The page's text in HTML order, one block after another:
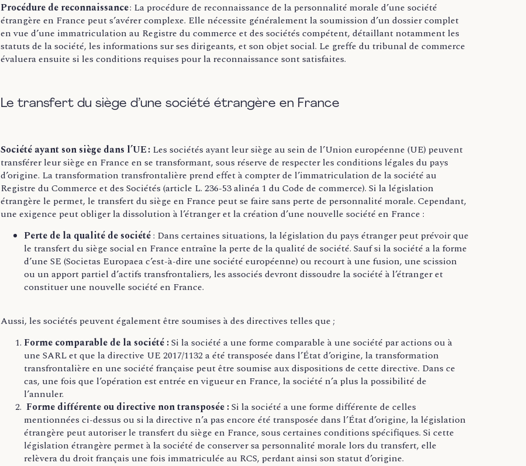
Procédure de reconnaissance: La procédure de reconnaissance de la personnalité morale d’une société
étrangère en France peut s’avérer complexe. Elle nécessite généralement la soumission d’un dossier complet
en vue d’une immatriculation au Registre du commerce et des sociétés compétent, détaillant notamment les
statuts de la société, les informations sur ses dirigeants, et son objet social. Le greffe du tribunal de commerce
évaluera ensuite si les conditions requises pour la reconnaissance sont satisfaites.
Le transfert du siège d’une société étrangère en France
Société ayant son siège dans l’UE : Les sociétés ayant leur siège au sein de l’Union européenne (UE) peuvent
transférer leur siège en France en se transformant, sous réserve de respecter les conditions légales du pays
d’origine. La transformation transfrontalière prend effet à compter de l’immatriculation de la société au
Registre du Commerce et des Sociétés (article L. 236-53 alinéa 1 du Code de commerce). Si la législation
étrangère le permet, le transfert du siège en France peut se faire sans perte de personnalité morale. Cependant,
une exigence peut obliger la dissolution à l’étranger et la création d’une nouvelle société en France :
Perte de la qualité de société: Dans certaines situations, la législation du pays étranger peut prévoir que
le transfert du siège social en France entraîne la perte de la qualité de société. Sauf si la société a la forme
d’une SE (Societas Europaea c’est-à-dire une société européenne) ou recourt à une fusion, une scission
ou un apport partiel d’actifs transfrontaliers, les associés devront dissoudre la société à l’étranger et
constituer une nouvelle société en France.
Aussi, les sociétés peuvent également être soumises à des directives telles que ;
Forme comparable de la société :Si la société a une forme comparable à une société par actions ou à
une SARL et que la directive UE 2017/1132 a été transposée dans l’État d’origine, la transformation
transfrontalière en une société française peut être soumise aux dispositions de cette directive. Dans ce
cas, une fois que l’opération est entrée en vigueur en France, la société n’a plus la possibilité de
l’annuler.
Forme différente ou directive non transposée :Si la société a une forme différente de celles
mentionnées ci-dessus ou si la directive n’a pas encore été transposée dans l’État d’origine, la législation
étrangère peut autoriser le transfert du siège en France, sous certaines conditions spécifiques. Si cette
législation étrangère permet à la société de conserver sa personnalité morale lors du transfert, elle
relèvera du droit français une fois immatriculée au RCS, perdant ainsi son statut d’origine.